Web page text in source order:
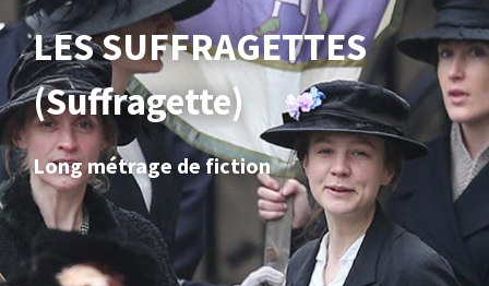
LES SUFFRAGETTES
(Suffragette)
Long métrage de fiction